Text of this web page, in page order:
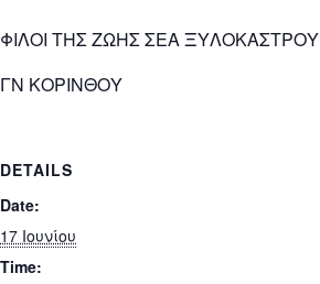
ΦΙΛΟΙ ΤΗΣ ΖΩΗΣ ΣΕΑ ΞΥΛΟΚΑΣΤΡΟΥ
ΓΝ ΚΟΡΙΝΘΟΥ
DETAILS
Date:
17 Ιουνίου
Time: